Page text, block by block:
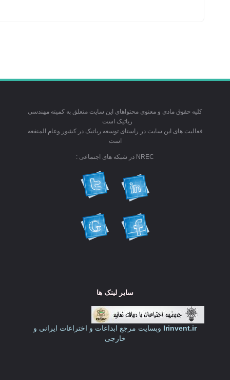
کلیه حقوق مادی و معنوی محتواهای این سایت متعلق به کمیته مهندسی
رباتیک است
فعالیت های این سایت در راستای توسعه رباتیک در کشور وعام المنفعه
است
NREC در شبکه های اجتماعی :
سایر لینک ها
Irinvent.irوبسایت مرجع ابداعات و اختراعات ایرانی و
خارجی